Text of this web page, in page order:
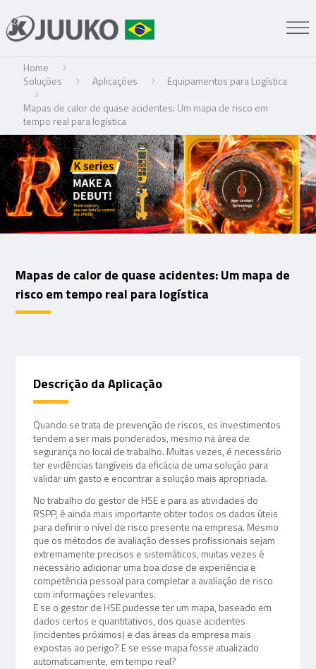
Home
Soluções
Aplicações
Equipamentos para Logística
Mapas de calor de quase acidentes: Um mapa de risco em
tempo real para logística
Mapas de calor de quase acidentes: Um mapa de
risco em tempo real para logística
Descrição da Aplicação
Quando se trata de prevenção de riscos, os investimentos
tendem a ser mais ponderados, mesmo na área de
segurança no local de trabalho. Muitas vezes, é necessário
ter evidências tangíveis da eficácia de uma solução para
validar um gasto e encontrar a solução mais apropriada.
No trabalho do gestor de HSE e para as atividades do
RSPP, é ainda mais importante obter todos os dados úteis
para definir o nível de risco presente na empresa. Mesmo
que os métodos de avaliação desses profissionais sejam
extremamente precisos e sistemáticos, muitas vezes é
necessário adicionar uma boa dose de experiência e
competência pessoal para completar a avaliação de risco
com informações relevantes.
E se o gestor de HSE pudesse ter um mapa, baseado em
dados certos e quantitativos, dos quase acidentes
(incidentes próximos) e das áreas da empresa mais
expostas ao perigo? E se esse mapa fosse atualizado
automaticamente, em tempo real?